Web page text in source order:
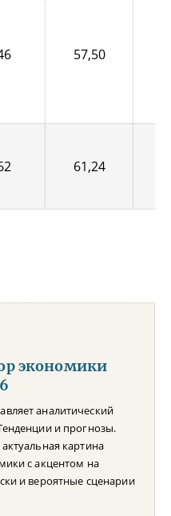
57,50
61,24
экономики
аналитический
и прогнозы.
картина
с акцентом на
и вероятные сценарии